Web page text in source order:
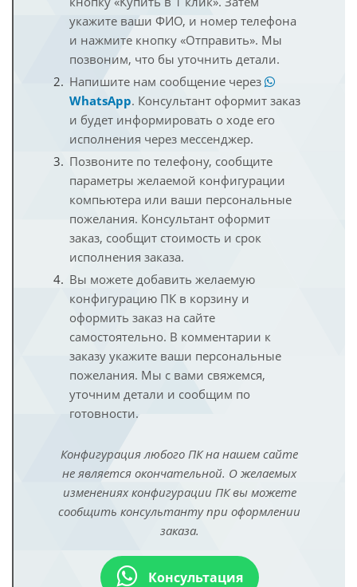
укажите ваши ФИО, и номер телефона
и нажмите кнопку «Отправить». Мы
позвоним, что бы уточнить детали.
Напишите нам сообщение через
WhatsApp. Консультант оформит заказ
и будет информировать о ходе его
исполнения через мессенджер.
Позвоните по телефону, сообщите
параметры желаемой конфигурации
компьютера или ваши персональные
пожелания. Консультант оформит
заказ, сообщит стоимость и срок
исполнения заказа.
Вы можете добавить желаемую
конфигурацию ПК в корзину и
оформить заказ на сайте
самостоятельно. В комментарии к
заказу укажите ваши персональные
пожелания. Мы с вами свяжемся,
уточним детали и сообщим по
готовности.
Конфигурация любого ПК на нашем сайте
не является окончательной. О желаемых
изменениях конфигурации ПК вы можете
сообщить консультанту при оформлении
заказа.
Консультация